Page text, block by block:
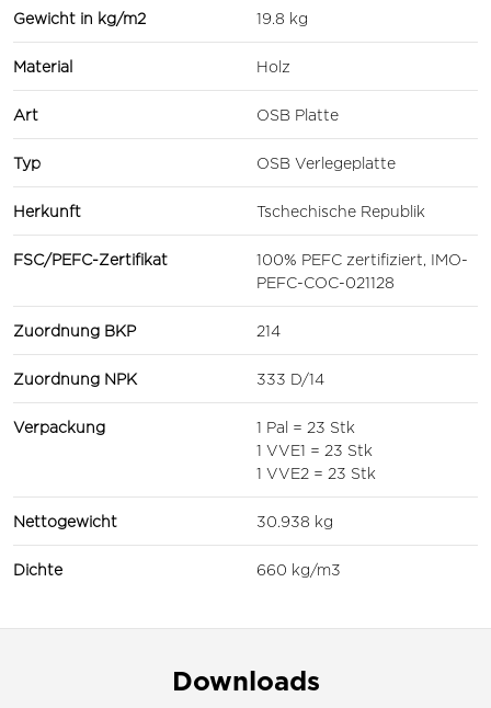
Gewicht in kg/m2 19.8 kg
Material Holz
Art OSB Platte
Typ OSB Verlegeplatte
Herkunft Tschechische Republik
FSC/PEFC-Zertifikat
100% PEFC zertifiziert, IMO-
PEFC-COC-021128
Zuordnung BKP 214
Zuordnung NPK 333 D/14
Verpackung
1 Pal = 23 Stk
1 VVE1 = 23 Stk
1 VVE2 = 23 Stk
Nettogewicht 30.938 kg
Dichte 660 kg/m3
Downloads